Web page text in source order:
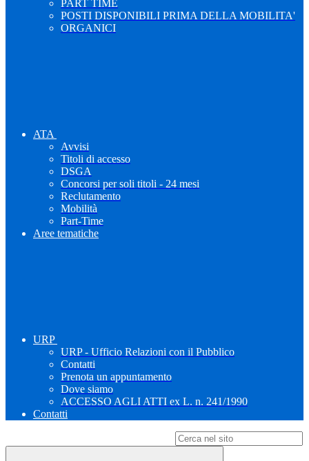
PART TIME
POSTI DISPONIBILI PRIMA DELLA MOBILITA'
ORGANICI
ATA
Avvisi
Titoli di accesso
DSGA
Concorsi per soli titoli - 24 mesi
Reclutamento
Mobilità
Part-Time
Aree tematiche
URP
URP - Ufficio Relazioni con il Pubblico
Contatti
Prenota un appuntamento
Dove siamo
ACCESSO AGLI ATTI ex L. n. 241/1990
Contatti